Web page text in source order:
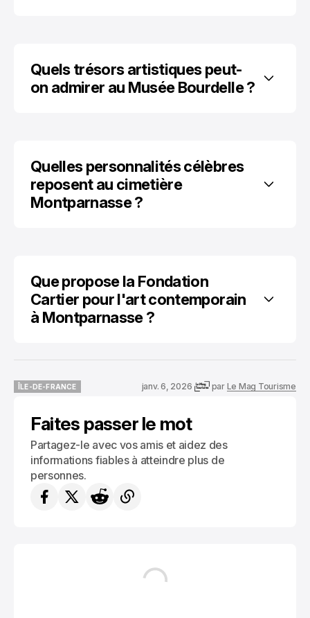
Quels trésors artistiques peut-
on admirer au Musée Bourdelle ?
Quelles personnalités célèbres
reposent au cimetière
Montparnasse ?
Que propose la Fondation
Cartier pour l'art contemporain
à Montparnasse ?
ÎLE-DE-FRANCE
janv. 6, 2026 par Le Mag Tourisme
Faites passer le mot
Partagez-le avec vos amis et aidez des
informations fiables à atteindre plus de
personnes.